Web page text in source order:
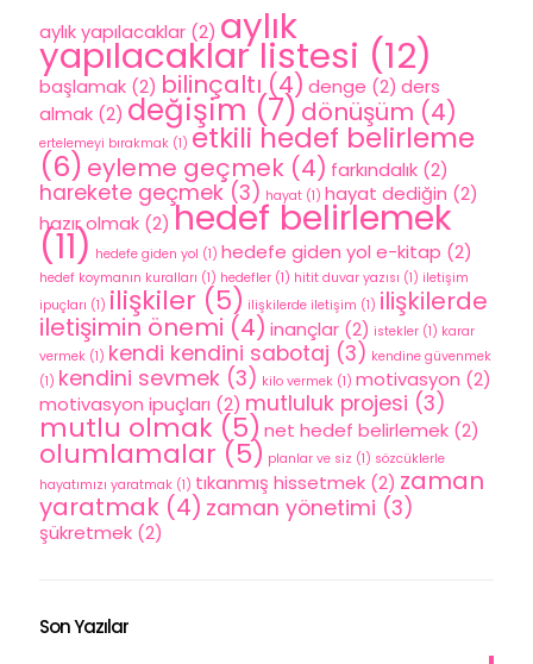
aylık yapılacaklar (2) aylık
yapılacaklar listesi (12)
başlamak (2) bilinçaltı(4) denge (2) ders
almak (2) değişim (7)dönüşüm (4)
ertelemeyi bırakmak (1) etkili hedef belirleme
(6) eyleme geçmek (4) farkındalık (2)
harekete geçmek (3) hayat (1) hayat dediğin (2)
hazır olmak (2) hedef belirlemek
(11) hedefe giden yol (1) hedefe giden yol e-kitap (2)
hedef koymanın kuralları (1) hedefler (1) hitit duvar yazısı (1) iletişim
ipuçları (1) ilişkiler (5) ilişkilerde iletişim (1) ilişkilerde
iletişimin önemi (4) inançlar (2) istekler (1) karar
vermek (1) kendi kendini sabotaj (3) kendine güvenmek
(1) kendini sevmek (3) kilo vermek (1) motivasyon (2)
motivasyon ipuçları (2) mutluluk projesi (3)
mutlu olmak (5) net hedef belirlemek (2)
olumlamalar (5) planlar ve siz (1) sözcüklerle
hayatımızı yaratmak (1) tıkanmış hissetmek (2) zaman
yaratmak (4) zaman yönetimi (3)
şükretmek (2)
Son Yazılar